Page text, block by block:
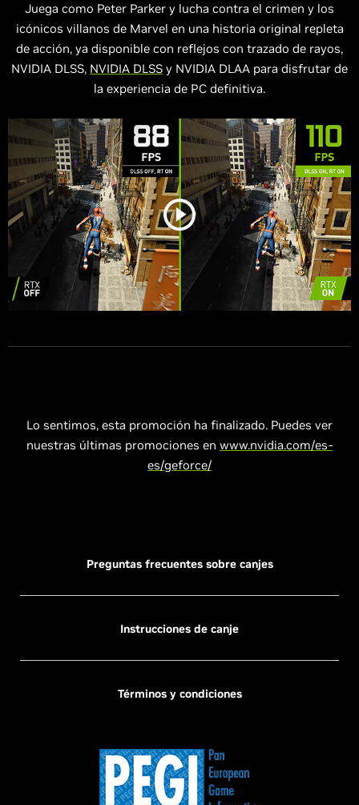
Juega como Peter Parker y lucha contra el crimen y los
icónicos villanos de Marvel en una historia original repleta
de acción, ya disponible con reflejos con trazado de rayos,
NVIDIA DLSS, NVIDIA DLSS y NVIDIA DLAA para disfrutar de
la experiencia de PC definitiva.
Lo sentimos, esta promoción ha finalizado. Puedes ver
nuestras últimas promociones en www.nvidia.com/es-
es/geforce/
Preguntas frecuentes sobre canjes
Instrucciones de canje
Términos y condiciones